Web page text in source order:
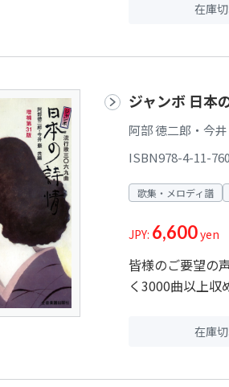
在庫
ジャンボ 日
阿部 徳二郎・今
ISBN978-4-11-
歌集・メロディ譜
JPY: 6,600yen
皆様のご要望の
く3000曲以上収
在庫